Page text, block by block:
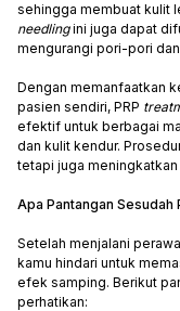
sehingga membuat kulit
needlingini juga dapat
mengurangi pori-pori
Dengan memanfaatkan
pasien sendiri, PRP
efektif untuk berbagai
dan kulit kendur.
tetapi juga
Apa Pantangan Sesudah
Setelah menjalani
kamu hindari untuk
efek samping. Berikut
perhatikan: